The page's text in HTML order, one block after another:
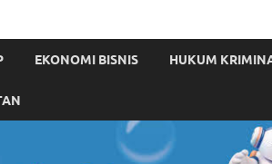
EKONOMI BISNIS HUKUM